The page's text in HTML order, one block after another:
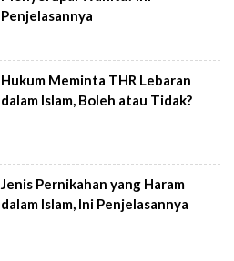
Penjelasannya
Hukum Meminta THR Lebaran
dalam Islam, Boleh atau Tidak?
Jenis Pernikahan yang Haram
dalam Islam, Ini Penjelasannya